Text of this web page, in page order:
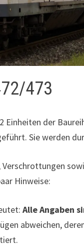
473
Einheiten der
Sie werden
Verschrottungen
Hinweise:
Alle Angaben
abweichen,